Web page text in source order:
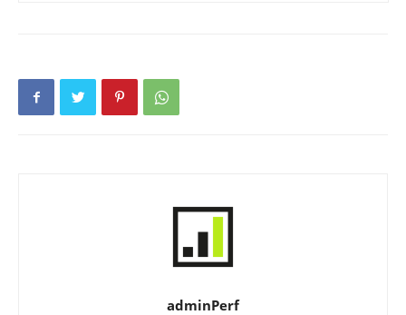
adminPerf